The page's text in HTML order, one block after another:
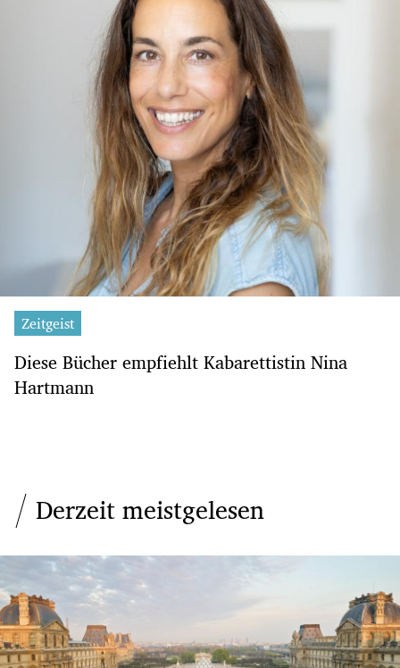
Zeitgeist
Diese Bücher empfiehlt Kabarettistin Nina
Hartmann
Derzeit meistgelesen